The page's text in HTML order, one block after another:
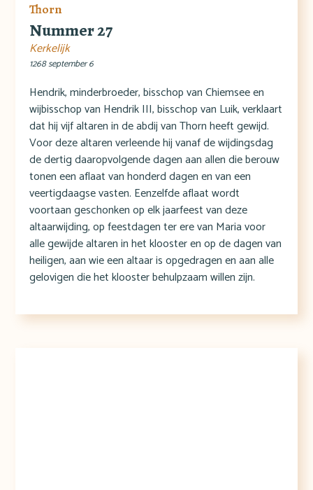
Thorn
Nummer 27
Kerkelijk
1268 september 6
Hendrik, minderbroeder, bisschop van Chiemsee en
wijbisschop van Hendrik III, bisschop van Luik, verklaart
dat hij vijf altaren in de abdij van Thorn heeft gewijd.
Voor deze altaren verleende hij vanaf de wijdingsdag
de dertig daaropvolgende dagen aan allen die berouw
tonen een aflaat van honderd dagen en van een
veertigdaagse vasten. Eenzelfde aflaat wordt
voortaan geschonken op elk jaarfeest van deze
altaarwijding, op feestdagen ter ere van Maria voor
alle gewijde altaren in het klooster en op de dagen van
heiligen, aan wie een altaar is opgedragen en aan alle
gelovigen die het klooster behulpzaam willen zijn.